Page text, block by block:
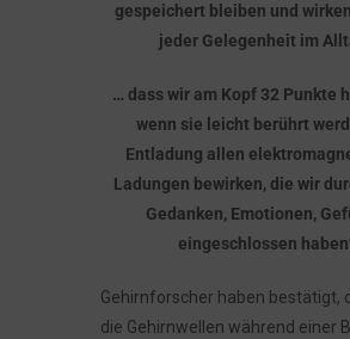
gespeichert bleiben und
jeder Gelegenheit im
… dass wir am Kopf 32 Punkte
wenn sie leicht berührt
Entladung allen
Ladungen bewirken, die wir
Gedanken, Emotionen,
eingeschlossen
Gehirnforscher haben bestätigt,
die Gehirnwellen während einer